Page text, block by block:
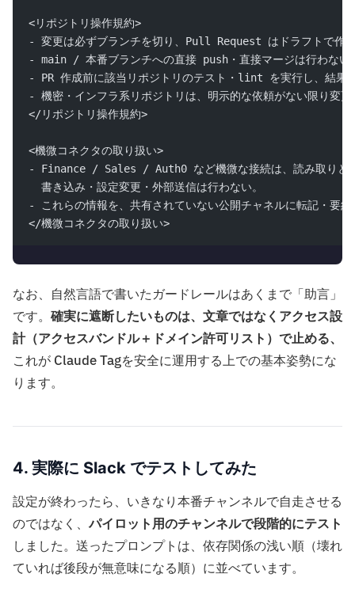
<リポジトリ操作規約>
- 変更は必ずブランチを切り、Pull Request はドラフトで作
- main / 本番ブランチへの直接 push・直接マージは行わない
- PR 作成前に該当リポジトリのテスト・lint を実行し、結果
- 機密・インフラ系リポジトリは、明示的な依頼がない限り変更
</リポジトリ操作規約>
<機微コネクタの取り扱い>
- Finance / Sales / Auth0 など機微な接続は、読み取りと
  書き込み・設定変更・外部送信は行わない。
- これらの情報を、共有されていない公開チャネルに転記・要約
</機微コネクタの取り扱い>
なお、自然言語で書いたガードレールはあくまで「助言」
です。 確実に遮断したいものは、文章ではなくアクセス設
計（アクセスバンドル＋ドメイン許可リスト）で止める、
これが Claude Tagを安全に運用する上での基本姿勢にな
ります。
4. 実際に Slack でテストしてみた
設定が終わったら、いきなり本番チャンネルで自走させる
のではなく、パイロット用のチャンネルで段階的にテスト
しました。送ったプロンプトは、依存関係の浅い順（壊れ
ていれば後段が無意味になる順）に並べています。